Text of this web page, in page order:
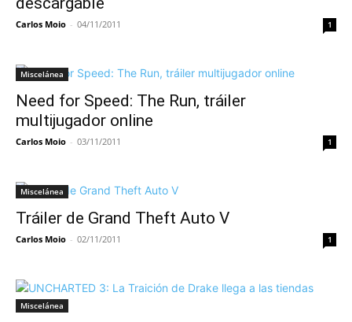
Carlos Moio - 04/11/2011 1
Miscelánea
Need for Speed: The Run, tráiler
multijugador online
Carlos Moio - 03/11/2011 1
Miscelánea
Tráiler de Grand Theft Auto V
Carlos Moio - 02/11/2011 1
Miscelánea